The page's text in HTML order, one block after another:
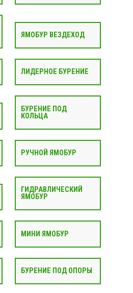
ЯМОБУР ВЕЗДЕХОД
ЛИДЕРНОЕ БУРЕНИЕ
БУРЕНИЕ ПОД
КОЛЬЦА
РУЧНОЙ ЯМОБУР
ГИДРАВЛИЧЕСКИЙ
ЯМОБУР
МИНИ ЯМОБУР
БУРЕНИЕ ПОД ОПОРЫ